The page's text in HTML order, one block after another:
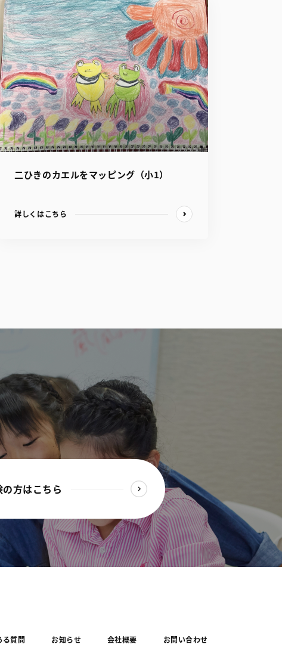
二ひきのカエルをマッピング（小1）
詳しくはこちら
方はこちら
る質問 お知らせ 会社概要 お問い合わせ